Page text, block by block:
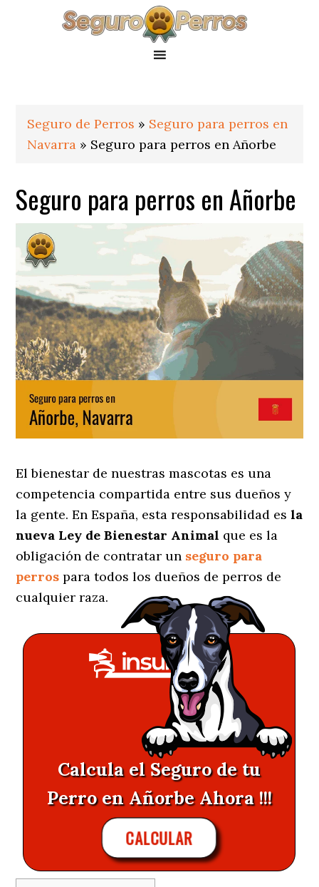
Seguro de Perros » Seguro para perros en
Navarra » Seguro para perros en Añorbe
Seguro para perros en Añorbe
El bienestar de nuestras mascotas es una
competencia compartida entre sus dueños y
la gente. En España, esta responsabilidad esla
nueva Ley de Bienestar Animal que es la
obligación de contratar un seguro para
perros para todos los dueños de perros de
cualquier raza.
Calcula el Seguro de tu
Perro en Añorbe Ahora !!!
CALCULAR